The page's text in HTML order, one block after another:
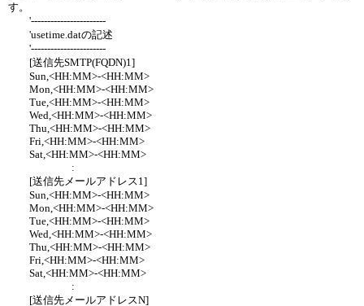
す。
'-----------------------
'usetime.datの記述
'-----------------------
[送信先SMTP(FQDN)1]
Sun,<HH:MM>-<HH:MM>
Mon,<HH:MM>-<HH:MM>
Tue,<HH:MM>-<HH:MM>
Wed,<HH:MM>-<HH:MM>
Thu,<HH:MM>-<HH:MM>
Fri,<HH:MM>-<HH:MM>
Sat,<HH:MM>-<HH:MM>
:
[送信先メールアドレス1]
Sun,<HH:MM>-<HH:MM>
Mon,<HH:MM>-<HH:MM>
Tue,<HH:MM>-<HH:MM>
Wed,<HH:MM>-<HH:MM>
Thu,<HH:MM>-<HH:MM>
Fri,<HH:MM>-<HH:MM>
Sat,<HH:MM>-<HH:MM>
:
[送信先メールアドレスN]